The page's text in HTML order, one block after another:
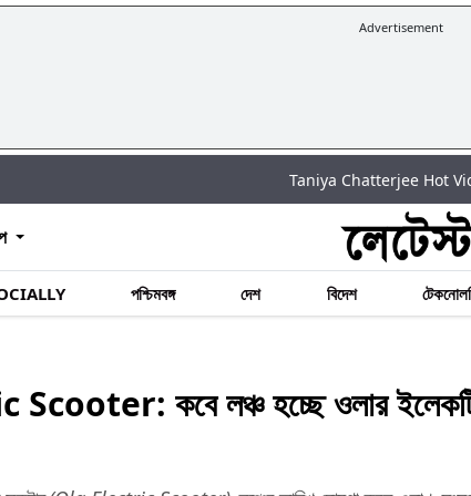
Advertisement
Taniya Chatterjee Hot Video: উষ্ণতার
পশ্চিমবঙ্গ দেশ বিদেশ
কবে লঞ্চ হচ্ছে ওলার